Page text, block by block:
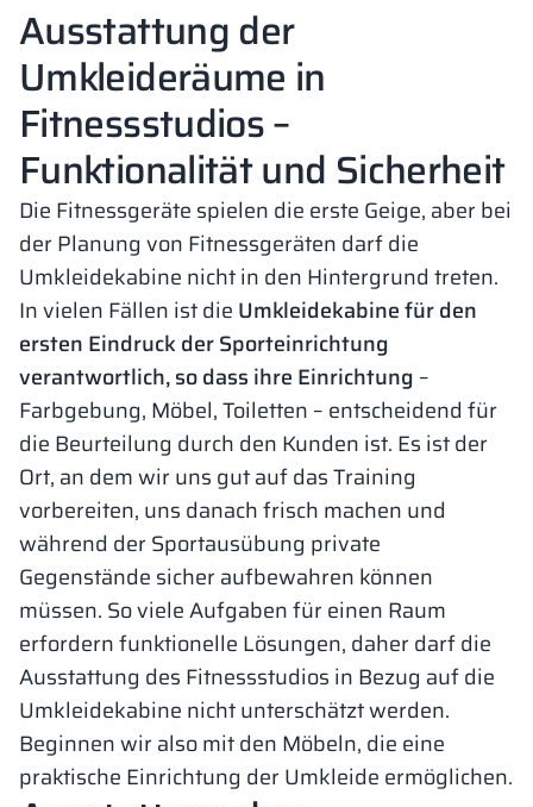
Ausstattung der
Umkleideräume in
Fitnessstudios –
Funktionalität und Sicherheit
Die Fitnessgeräte spielen die erste Geige, aber bei
der Planung von Fitnessgeräten darf die
Umkleidekabine nicht in den Hintergrund treten.
In vielen Fällen ist die Umkleidekabine für den
ersten Eindruck der Sporteinrichtung
verantwortlich, so dass ihre Einrichtung –
Farbgebung, Möbel, Toiletten – entscheidend für
die Beurteilung durch den Kunden ist. Es ist der
Ort, an dem wir uns gut auf das Training
vorbereiten, uns danach frisch machen und
während der Sportausübung private
Gegenstände sicher aufbewahren können
müssen. So viele Aufgaben für einen Raum
erfordern funktionelle Lösungen, daher darf die
Ausstattung des Fitnessstudios in Bezug auf die
Umkleidekabine nicht unterschätzt werden.
Beginnen wir also mit den Möbeln, die eine
praktische Einrichtung der Umkleide ermöglichen.